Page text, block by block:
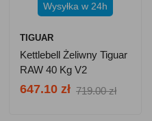
Wysyłka w 24h
TIGUAR
Kettlebell Żeliwny Tiguar
RAW 40 Kg V2
647.10 zł 719.00 zł